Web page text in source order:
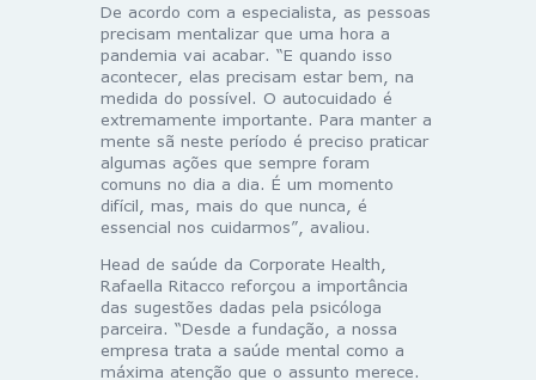
De acordo com a especialista, as pessoas
precisam mentalizar que uma hora a
pandemia vai acabar. “E quando isso
acontecer, elas precisam estar bem, na
medida do possível. O autocuidado é
extremamente importante. Para manter a
mente sã neste período é preciso praticar
algumas ações que sempre foram
comuns no dia a dia. É um momento
difícil, mas, mais do que nunca, é
essencial nos cuidarmos”, avaliou.
Head de saúde da Corporate Health,
Rafaella Ritacco reforçou a importância
das sugestões dadas pela psicóloga
parceira. “Desde a fundação, a nossa
empresa trata a saúde mental como a
máxima atenção que o assunto merece.